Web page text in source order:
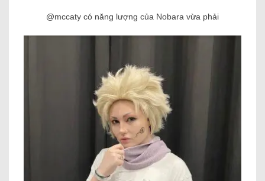
@mccaty có năng lượng của Nobara vừa phải